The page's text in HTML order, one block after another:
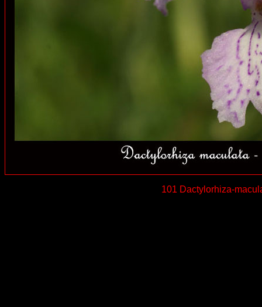
101 Dactylorhiza-